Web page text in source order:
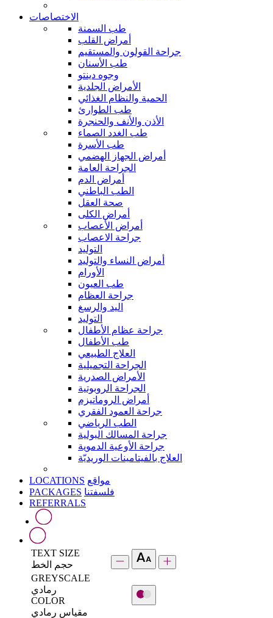
الاختصاصات
طب السمنة
أمراض القلب
جراحة القولون والمستقيم
طب الأسنان
وجوه دينتو
الأمراض الجلدية
الحمية والنظام الغذائي
طب الطوارئ
الأذن والأنف والحنجرة
طب الغدد الصماء
طب الأسرة
أمراض الجهاز الهضمي
الجراحة العامة
أمراض الدم
الطب الباطني
صحة العقل
أمراض الكلى
أمراض الأعصاب
جراحة الاعصاب
التوليد
أمراض النساء والتوليد
الأورام
طب العيون
جراحة العظام
اليد والرسغ
التوليد
جراحة عظام الأطفال
طب الأطفال
العلاج الطبيعي
الجراحة التجميلية
الأمراض الصدرية
الجراحة الروبوتية
أمراض الروماتيزم
جراحة العمود الفقري
الطب الرياضي
جراحة المسالك البولية
جراحة الأوعية الدموية
العلاج بالفيتامينات الوريديّة
LOCATIONS مواقع
PACKAGES فلسفتنا
REFERRALS
TEXT SIZE
حجم الخط
GREYSCALE
رمادي
COLOR
مقياس رمادي